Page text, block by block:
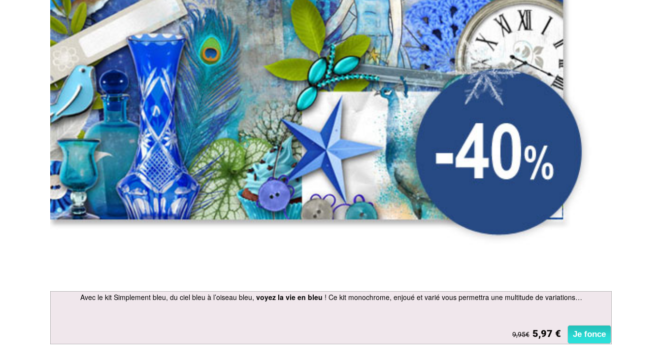
Avec le kit Simplement bleu, du ciel bleu à l’oiseau bleu, voyez la vie en bleu ! Ce kit monochrome, enjoué et varié vous permettra une multitude de variations…
9,95€ 5,97 € Je fonce